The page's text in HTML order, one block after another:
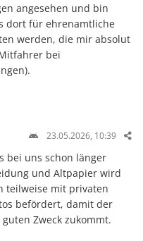
angesehen und bin
dort für ehrenamtliche
werden, die mir absolut
bei
23.05.2026, 10:39
bei uns schon länger
und Altpapier wird
teilweise mit privaten
befördert, damit der
Zweck zukommt.